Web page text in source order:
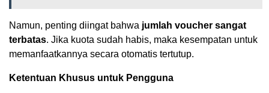
Namun, penting diingat bahwa jumlah voucher sangat
terbatas. Jika kuota sudah habis, maka kesempatan untuk
memanfaatkannya secara otomatis tertutup.
Ketentuan Khusus untuk Pengguna